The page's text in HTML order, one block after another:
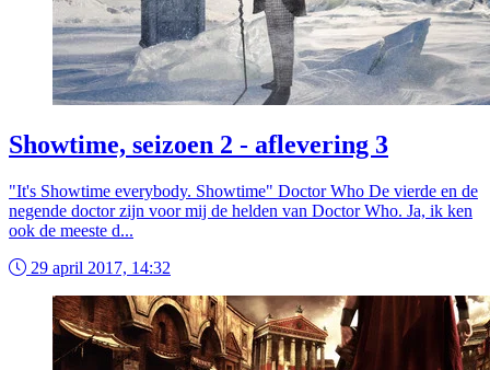
Showtime, seizoen 2 - aflevering 3
"It's Showtime everybody. Showtime" Doctor Who De vierde en de
negende doctor zijn voor mij de helden van Doctor Who. Ja, ik ken
ook de meeste d...
29 april 2017, 14:32